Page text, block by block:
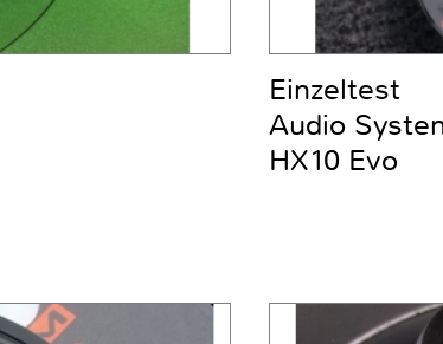
Einzeltest
Audio
HX10 Evo